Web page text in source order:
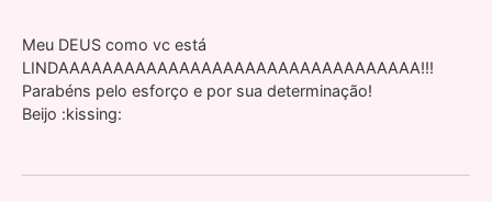
Meu DEUS como vc está
LINDAAAAAAAAAAAAAAAAAAAAAAAAAAAAAAAAA!!!
Parabéns pelo esforço e por sua determinação!
Beijo :kissing: